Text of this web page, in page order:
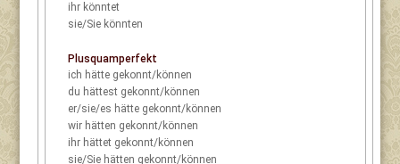
ihr könntet
sie/Sie könnten
Plusquamperfekt
ich hätte gekonnt/können
du hättest gekonnt/können
er/sie/es hätte gekonnt/können
wir hätten gekonnt/können
ihr hättet gekonnt/können
sie/Sie hätten gekonnt/können